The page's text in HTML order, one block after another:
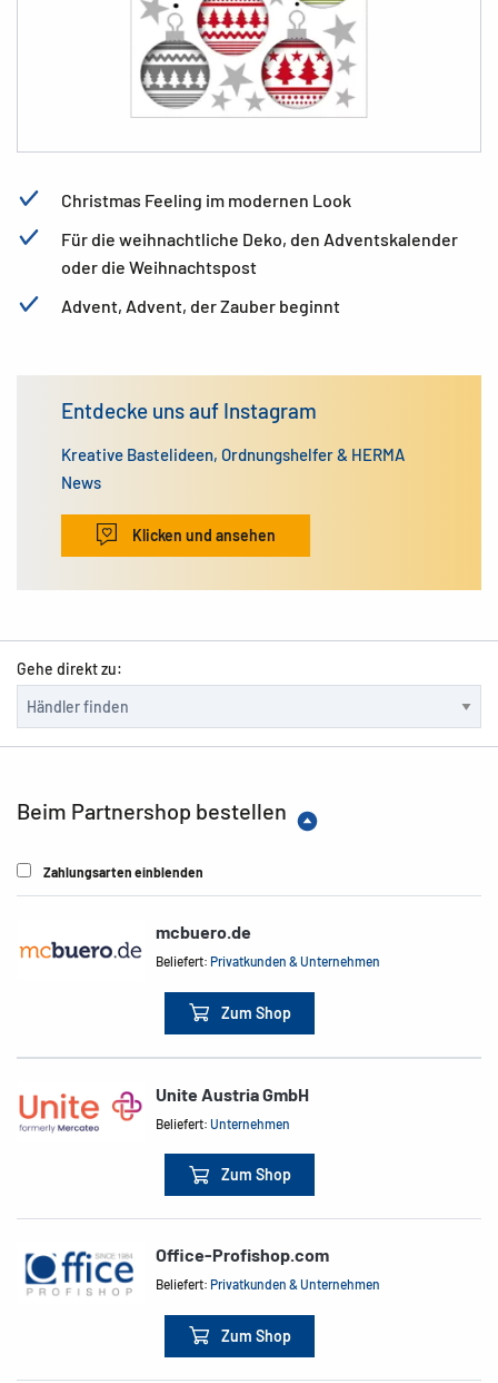
Christmas Feeling im modernen Look
Für die weihnachtliche Deko, den Adventskalender
oder die Weihnachtspost
Advent, Advent, der Zauber beginnt
Entdecke uns auf Instagram
Kreative Bastelideen, Ordnungshelfer & HERMA
News
Klicken und ansehen
Gehe direkt zu:
Beim Partnershop bestellen
Zahlungsarten einblenden
mcbuero.de
Beliefert:Privatkunden & Unternehmen
Zum Shop
Unite Austria GmbH
Beliefert:Unternehmen
Zum Shop
Office-Profishop.com
Beliefert:Privatkunden & Unternehmen
Zum Shop